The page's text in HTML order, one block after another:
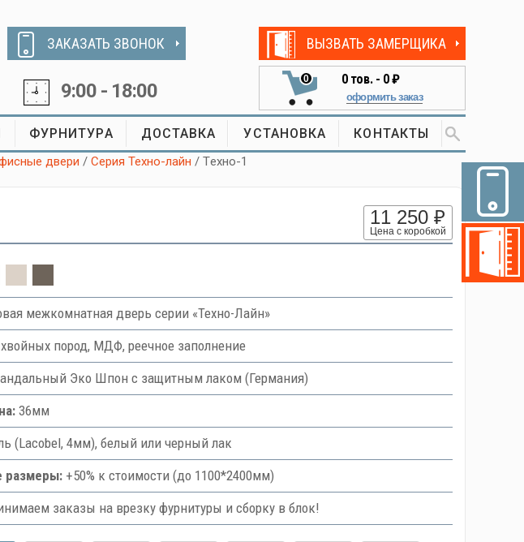
ЗАКАЗАТЬ ЗВОНОК
9:00 - 18:00
ВЫЗВАТЬ ЗАМЕРЩИКА
0 0тов. - 0 ₽
оформить заказ
ФУРНИТУРА ДОСТАВКА УСТАНОВКА КОНТАКТЫ
двери /Серия Техно-лайн / Tехно-1
11 250 ₽
Цена с коробкой
межкомнатная дверь серии «Техно-Лайн»
пород, МДФ, реечное заполнение
Эко Шпон с защитным лаком (Германия)
36мм
(Lacobel, 4мм), белый или черный лак
размеры:+50% к стоимости (до 1100*2400мм)
заказы на врезку фурнитуры и сборку в блок!